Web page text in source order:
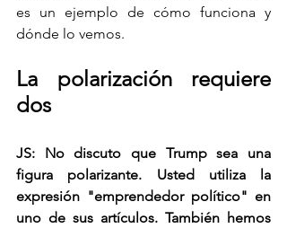
es un ejemplo de cómo funciona y
dónde lo vemos.
La polarización requiere
dos
JS: No discuto que Trump sea una
figura polarizante. Usted utiliza la
expresión "emprendedor político" en
uno de sus artículos. También hemos